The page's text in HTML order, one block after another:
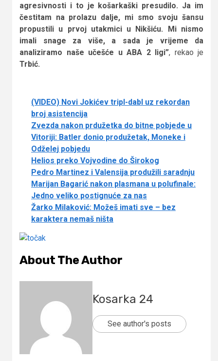
agresivnosti i to je košarkaški presudilo. Ja im
čestitam na prolazu dalje, mi smo svoju šansu
propustili u prvoj utakmici u Nikšiću. Mi nismo
imali snage za više, a sada je vrijeme da
analiziramo naše učešće u ABA 2 ligi”, rekao je
Trbić.
(VIDEO) Novi Jokićev tripl-dabl uz rekordan
broj asistencija
Zvezda nakon prdužetka do bitne pobjede u
Vitoriji: Batler donio produžetak, Moneke i
Odželej pobjedu
Helios preko Vojvodine do Širokog
Pedro Martinez i Valensija produžili saradnju
Marijan Bagarić nakon plasmana u polufinale:
Jedno veliko postignuće za nas
Žarko Milaković: Možeš imati sve – bez
karaktera nemaš ništa
About The Author
Kosarka 24
See author's posts